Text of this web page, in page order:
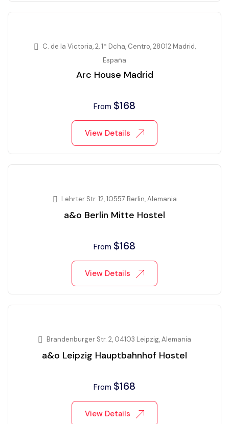
C. de la Victoria, 2, 1º Dcha, Centro, 28012 Madrid,
España
Arc House Madrid
From $168
View Details
Lehrter Str. 12, 10557 Berlin, Alemania
a&o Berlin Mitte Hostel
From $168
View Details
Brandenburger Str. 2, 04103 Leipzig, Alemania
a&o Leipzig Hauptbahnhof Hostel
From $168
View Details